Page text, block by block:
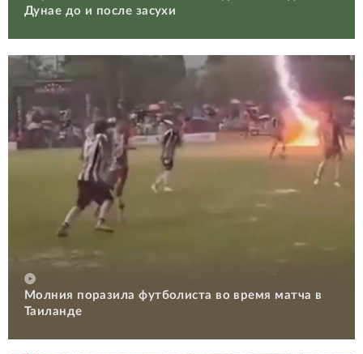
Дунае до и после засухи
Молния поразила футболиста во время матча в
Таиланде